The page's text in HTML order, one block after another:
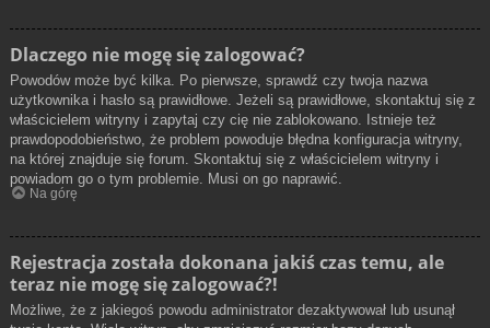
Dlaczego nie mogę się zalogować?
Powodów może być kilka. Po pierwsze, sprawdź czy twoja nazwa
użytkownika i hasło są prawidłowe. Jeżeli są prawidłowe, skontaktuj się z
właścicielem witryny i zapytaj czy cię nie zablokowano. Istnieje też
prawdopodobieństwo, że problem powoduje błędna konfiguracja witryny,
na której znajduje się forum. Skontaktuj się z właścicielem witryny i
powiadom go o tym problemie. Musi on go naprawić.
Na górę
Rejestracja została dokonana jakiś czas temu, ale
teraz nie mogę się zalogować?!
Możliwe, że z jakiegoś powodu administrator dezaktywował lub usunął